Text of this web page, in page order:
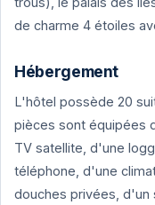
de charme 4 étoiles
Hébergement
L'hôtel possède 20
pièces sont équipées
TV satellite, d'une
téléphone, d'une
douches privées, d'un